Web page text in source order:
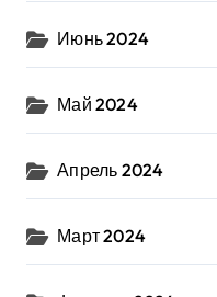
Июнь 2024
Май 2024
Апрель 2024
Март 2024